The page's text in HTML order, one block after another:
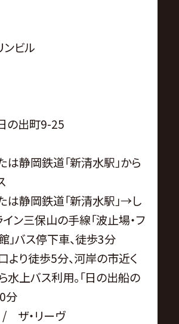
ンビル
の出町9-25
は静岡鉄道「新清水駅」から
たは静岡鉄道「新清水駅」→し
ン三保山の手線「波止場・フ
」バス停下車、徒歩3分
より徒歩5分、河岸の市近く
水上バス利用。「日の出船の
分
・リーヴ